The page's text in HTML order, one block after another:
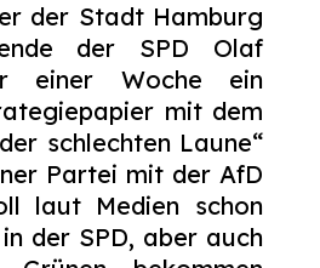
der Stadt Hamburg
der SPD Olaf
einer Woche ein
mit dem
schlechten Laune“
Partei mit der AfD
laut Medien schon
der SPD, aber auch